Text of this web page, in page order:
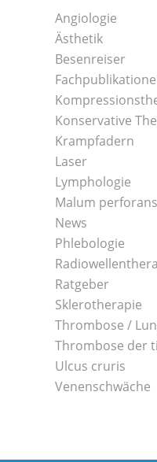
Angiologie
Ästhetik
Besenreiser
Konservative
Krampfadern
Laser
Lymphologie
Malum perforans
News
Phlebologie
Ratgeber
Sklerotherapie
Thrombose /
Thrombose der
Ulcus cruris
Venenschwäche